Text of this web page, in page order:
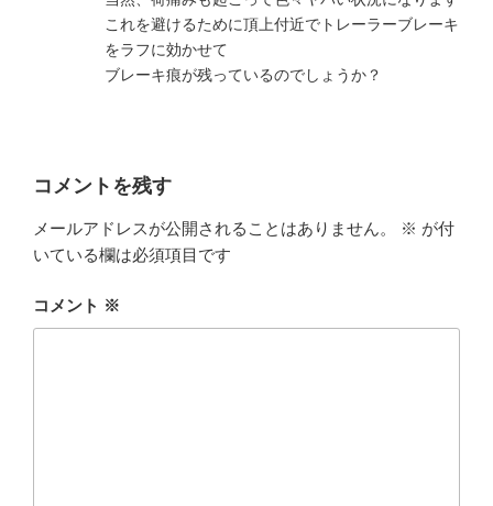
これを避けるために頂上付近でトレーラーブレーキ
をラフに効かせて
ブレーキ痕が残っているのでしょうか？
コメントを残す
メールアドレスが公開されることはありません。 ※ が付
いている欄は必須項目です
コメント ※